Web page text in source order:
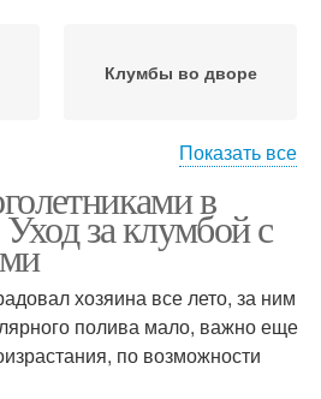
Клумбы во дворе
Показать все
в
за клумбой с
хозяина все лето, за ним
полива мало, важно еще
по возможности